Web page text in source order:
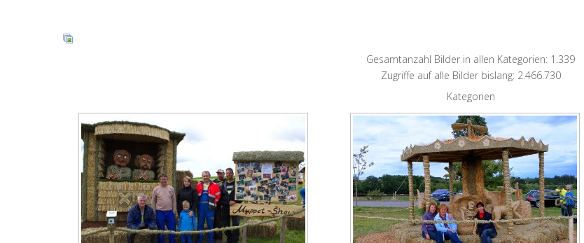
Gesamtanzahl Bilder in allen Kategorien: 1.339
Zugriffe auf alle Bilder bislang: 2.466.730
Kategorien